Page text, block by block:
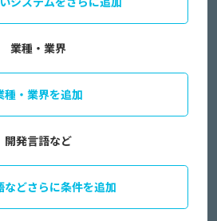
業種・業界
種・業界を追加
開発言語など
などさらに条件を追加